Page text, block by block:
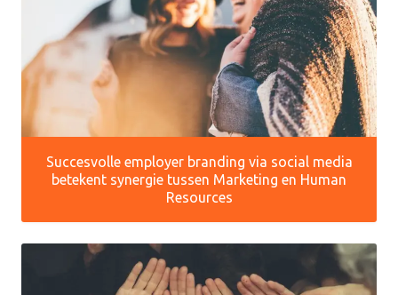
Succesvolle employer branding via social media
betekent synergie tussen Marketing en Human
Resources